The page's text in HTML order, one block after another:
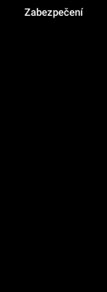
Zabezpečení